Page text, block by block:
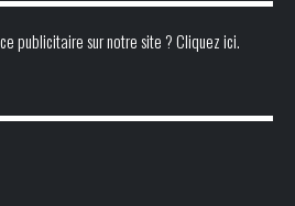
publicitaire sur notre site ? Cliquez ici.